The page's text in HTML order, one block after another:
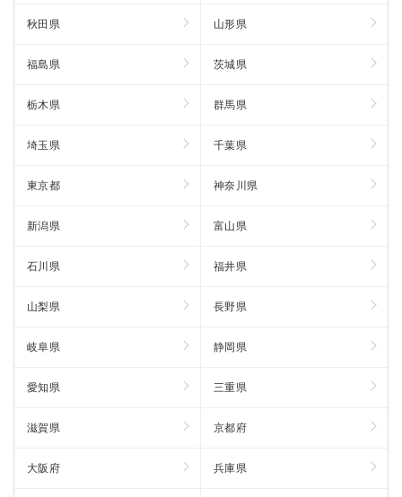
秋田県 山形県
福島県 茨城県
栃木県 群馬県
埼玉県 千葉県
東京都 神奈川県
新潟県 富山県
石川県 福井県
山梨県 長野県
岐阜県 静岡県
愛知県 三重県
滋賀県 京都府
大阪府 兵庫県